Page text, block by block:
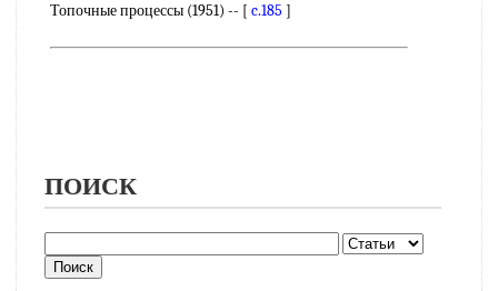
Топочные процессы (1951) -- [ c.185 ]
ПОИСК